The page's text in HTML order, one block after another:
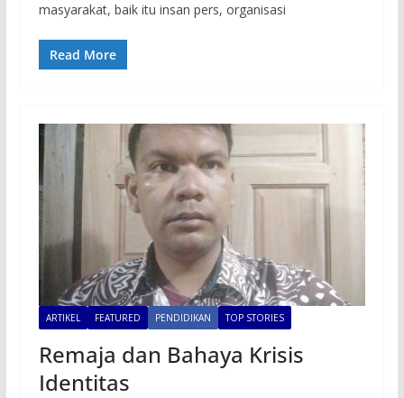
masyarakat, baik itu insan pers, organisasi
Read More
ARTIKEL FEATURED PENDIDIKAN TOP STORIES
Remaja dan Bahaya Krisis
Identitas